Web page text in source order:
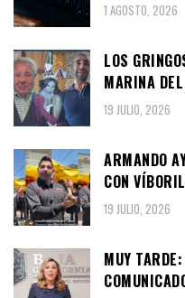
1 AGOSTO, 2026
LOS
MARINA
19 JULIO, 2026
ARMANDO
CON
19 JULIO, 2026
MUY